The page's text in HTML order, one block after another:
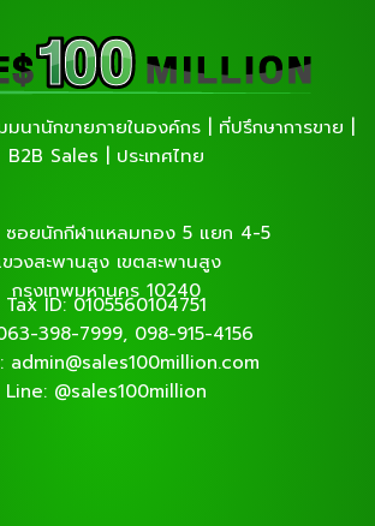
มนานักขายภายในองค์กร | ที่ปรึกษาการขาย |
B2B Sales | ประเทศไทย
ซอยนักกีฬาแหลมทอง 5 แยก 4-5
วงสะพานสูง เขตสะพานสูง
กรุงเทพมหานคร 10240
Tax ID: 0105560104751
398-7999, 098-915-4156
admin@sales100million.com
Line: @sales100million